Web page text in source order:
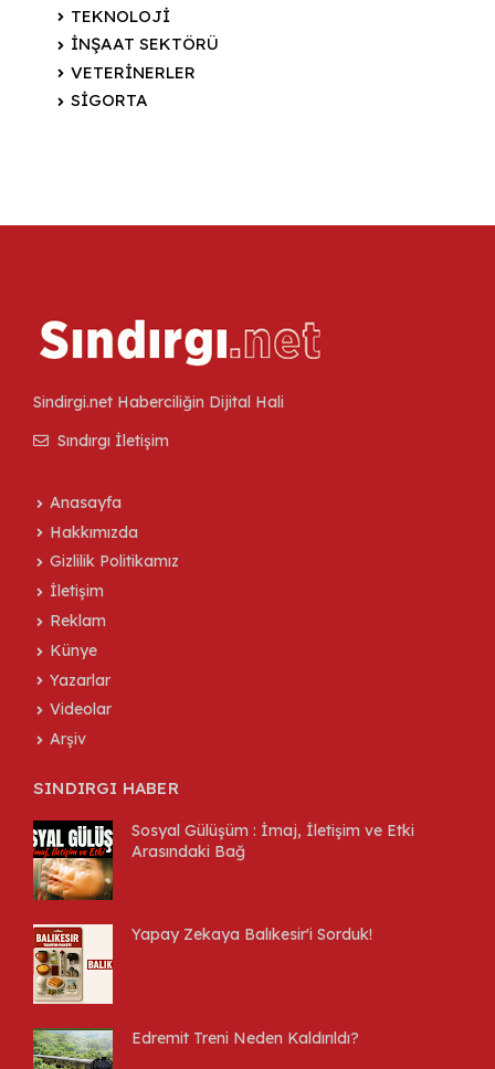
TEKNOLOJİ
İNŞAAT SEKTÖRÜ
VETERİNERLER
SİGORTA
Sindirgi.net Haberciliğin Dijital Hali
Sındırgı İletişim
Anasayfa
Hakkımızda
Gizlilik Politikamız
İletişim
Reklam
Künye
Yazarlar
Videolar
Arşiv
SINDIRGI HABER
Sosyal Gülüşüm : İmaj, İletişim ve Etki
Arasındaki Bağ
Yapay Zekaya Balıkesir'i Sorduk!
Edremit Treni Neden Kaldırıldı?